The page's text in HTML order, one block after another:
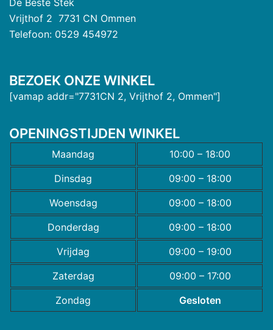
De Beste Stek
Vrijthof 2 7731 CN Ommen
Telefoon: 0529 454972
BEZOEK ONZE WINKEL
[vamap addr="7731CN 2, Vrijthof 2, Ommen"]
OPENINGSTIJDEN WINKEL
Maandag
10:00 – 18:00
Dinsdag
09:00 – 18:00
Woensdag
09:00 – 18:00
Donderdag
09:00 – 18:00
Vrijdag
09:00 – 19:00
Zaterdag
09:00 – 17:00
Zondag
Gesloten